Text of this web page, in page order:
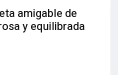
amigable de
y equilibrada